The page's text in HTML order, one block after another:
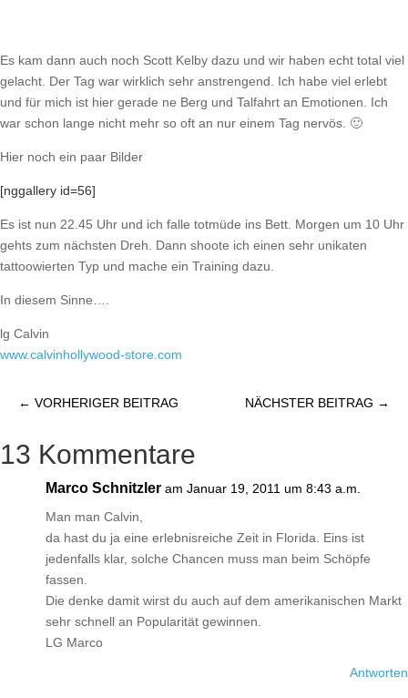
Es kam dann auch noch Scott Kelby dazu und wir haben echt total viel
gelacht. Der Tag war wirklich sehr anstrengend. Ich habe viel erlebt
und für mich ist hier gerade ne Berg und Talfahrt an Emotionen. Ich
war schon lange nicht mehr so oft an nur einem Tag nervös. 🙂
Hier noch ein paar Bilder
[nggallery id=56]
Es ist nun 22.45 Uhr und ich falle totmüde ins Bett. Morgen um 10 Uhr
gehts zum nächsten Dreh. Dann shoote ich einen sehr unikaten
tattoowierten Typ und mache ein Training dazu.
In diesem Sinne….
lg Calvin
www.calvinhollywood-store.com
← VORHERIGER BEITRAG NÄCHSTER BEITRAG →
13 Kommentare
Marco Schnitzler am Januar 19, 2011 um 8:43 a.m.
Man man Calvin,
da hast du ja eine erlebnisreiche Zeit in Florida. Eins ist
jedenfalls klar, solche Chancen muss man beim Schöpfe
fassen.
Die denke damit wirst du auch auf dem amerikanischen Markt
sehr schnell an Popularität gewinnen.
LG Marco
Antworten